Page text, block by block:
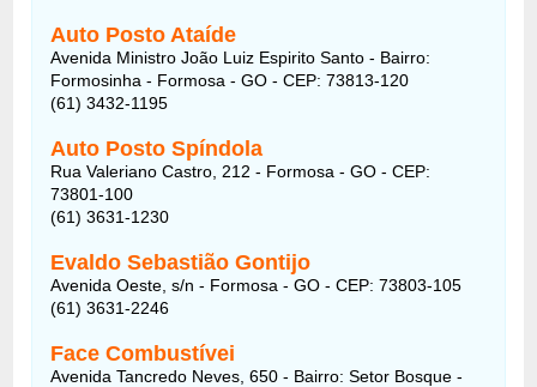
Auto Posto Ataíde
Avenida Ministro João Luiz Espirito Santo - Bairro:
Formosinha - Formosa - GO - CEP: 73813-120
(61) 3432-1195
Auto Posto Spíndola
Rua Valeriano Castro, 212 - Formosa - GO - CEP:
73801-100
(61) 3631-1230
Evaldo Sebastião Gontijo
Avenida Oeste, s/n - Formosa - GO - CEP: 73803-105
(61) 3631-2246
Face Combustívei
Avenida Tancredo Neves, 650 - Bairro: Setor Bosque -